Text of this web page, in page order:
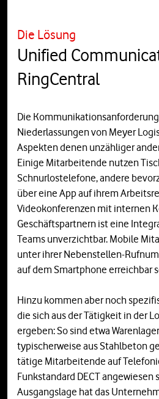
Die Lösung
Unified
RingCentral
Die
Niederlassungen von Meyer
Aspekten denen unzähliger
Einige Mitarbeitende nutzen
Schnurlostelefone, andere
über eine App auf ihrem
Videokonferenzen mit internen
Geschäftspartnern ist eine
Teams unverzichtbar. Mobile
unter ihrer Nebenstellen-
auf dem Smartphone erreichbar
Hinzu kommen aber noch
die sich aus der Tätigkeit in der
ergeben: So sind etwa
typischerweise aus Stahlbeton
tätige Mitarbeitende auf
Funkstandard DECT angewiesen
Ausgangslage hat das